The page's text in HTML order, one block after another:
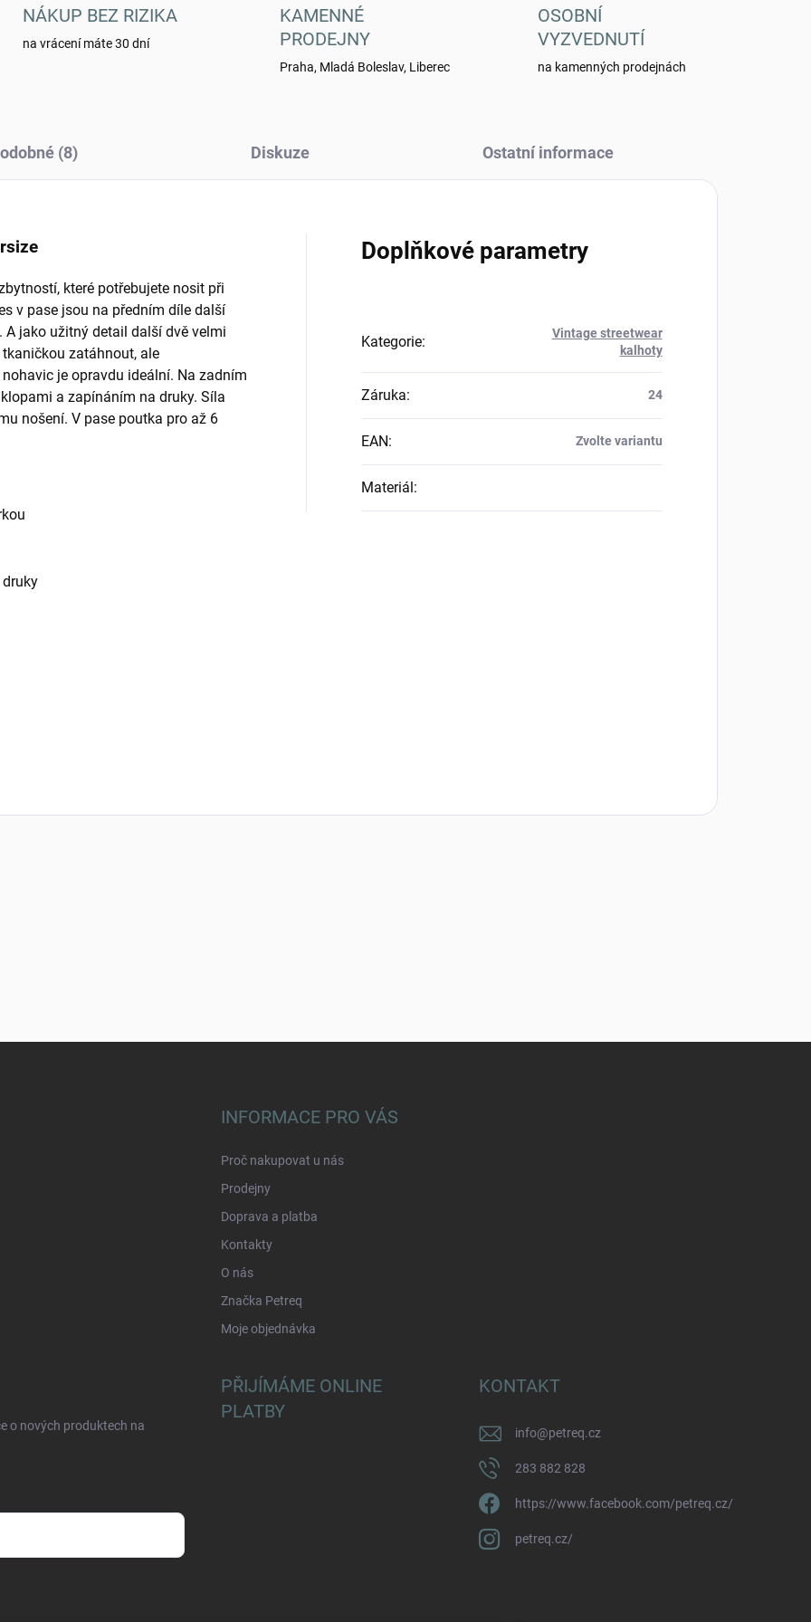
NÁKUP BEZ RIZIKA
na vrácení máte 30 dní
KAMENNÉ
PRODEJNY
Praha, Mladá Boleslav, Liberec
OSOBNÍ
VYZVEDNUTÍ
na kamenných prodejnách
(8) Diskuze Ostatní informace
které potřebujete nosit při
v pase jsou na předním díle další
jako užitný detail další dvě velmi
zatáhnout, ale
je opravdu ideální. Na zadním
a zapínáním na druky. Síla
nošení. V pase poutka pro až 6
Doplňkové parametry
Kategorie:
Vintage streetwear
kalhoty
Záruka: 24
EAN: Zvolte variantu
Materiál :
INFORMACE PRO VÁS
Proč nakupovat u nás
Prodejny
Doprava a platba
Kontakty
O nás
Značka Petreq
Moje objednávka
o nových produktech na
PŘIJÍMÁME ONLINE
PLATBY
KONTAKT
info@petreq.cz
283 882 828
https://www.facebook.com/petreq.cz/
petreq.cz/